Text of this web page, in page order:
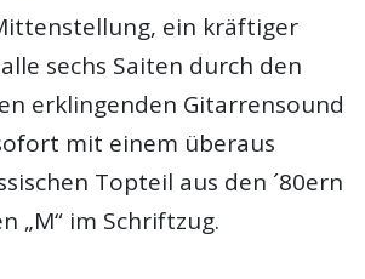
ein kräftiger
sechs Saiten durch den
erklingenden Gitarrensound
mit einem überaus
Topteil aus den ´80ern
„M“ im Schriftzug.